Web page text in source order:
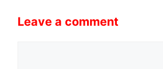
Leave a comment